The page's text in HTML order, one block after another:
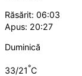
Răsărit: 06:03
Apus: 20:27
Duminică
33/21°C